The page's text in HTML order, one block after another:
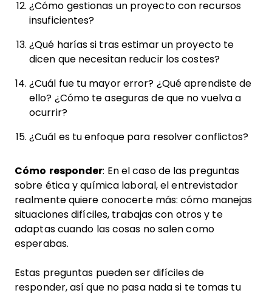
¿Cómo gestionas un proyecto con recursos
insuficientes?
¿Qué harías si tras estimar un proyecto te
dicen que necesitan reducir los costes?
¿Cuál fue tu mayor error? ¿Qué aprendiste de
ello? ¿Cómo te aseguras de que no vuelva a
ocurrir?
¿Cuál es tu enfoque para resolver conflictos?
Cómo responder: En el caso de las preguntas
sobre ética y química laboral, el entrevistador
realmente quiere conocerte más: cómo manejas
situaciones difíciles, trabajas con otros y te
adaptas cuando las cosas no salen como
esperabas.
Estas preguntas pueden ser difíciles de
responder, así que no pasa nada si te tomas tu